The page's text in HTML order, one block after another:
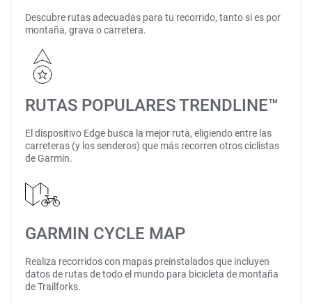
Descubre rutas adecuadas para tu recorrido, tanto si es por
montaña, grava o carretera.
RUTAS POPULARES TRENDLINE™
El dispositivo Edge busca la mejor ruta, eligiendo entre las
carreteras (y los senderos) que más recorren otros ciclistas
de Garmin.
GARMIN CYCLE MAP
Realiza recorridos con mapas preinstalados que incluyen
datos de rutas de todo el mundo para bicicleta de montaña
de Trailforks.